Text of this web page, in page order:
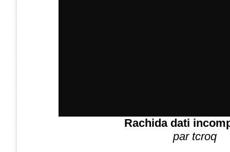
Rachida dati
par tcroq